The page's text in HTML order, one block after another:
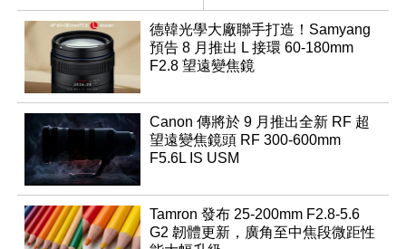
優化
行修復
德韓光學大廠聯手打造！Samyang
預告 8 月推出 L 接環 60-180mm
F2.8 望遠變焦鏡
Canon 傳將於 9 月推出全新 RF 超
望遠變焦鏡頭 RF 300-600mm
F5.6L IS USM
Tamron 發布 25-200mm F2.8-5.6
G2 韌體更新，廣角至中焦段微距性